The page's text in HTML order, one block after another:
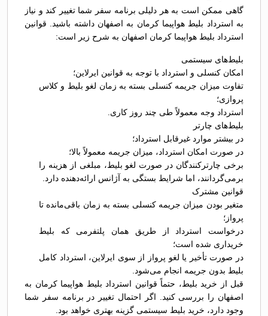
گاهی ممکن است به هر دلیلی برنامه سفر شما تغییر کند و نیاز
به استرداد بلیط هواپیما کرمان به اصفهان داشته باشید. قوانین
استرداد بلیط هواپیما کرمان اصفهان به شرح زیر است:
بلیط‌های سیستمی
امکان کنسلی و استرداد با توجه به قوانین ایرلاین؛
تفاوت میزان جریمه کنسلی بسته به زمان لغو بلیط و کلاس
پروازی؛
استرداد وجه معمولاً طی چند روز کاری.
بلیط‌های چارتر
در بیشتر موارد غیرقابل استرداد؛
در صورت امکان استرداد، میزان جریمه معمولاً بالا؛
برخی چارترکنندگان در صورت لغو بلیط، مبلغی از هزینه را
برمی‌گردانند، اما شرایط بستگی به آژانس ارائه‌دهنده دارد.
قوانین مشترک
متغیر بودن میزان جریمه کنسلی بسته به زمان باقی‌مانده تا
پرواز؛
درخواست استرداد از طریق همان پلتفرمی که بلیط
خریداری شده است؛
در صورت تأخیر یا لغو پرواز از سوی ایرلاین، استرداد کامل
بلیط بدون جریمه انجام می‌شود.
قبل از خرید بلیط، حتماً قوانین استرداد بلیط هواپیما کرمان به
اصفهان را بررسی کنید. اگر احتمال تغییر در برنامه سفر شما
وجود دارد، خرید بلیط سیستمی گزینه بهتری خواهد بود.